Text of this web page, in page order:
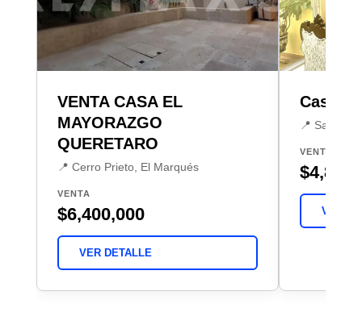
VENTA CASA EL
MAYORAZGO
QUERETARO
📍 Cerro Prieto, El Marqués
VENTA
$6,400,000
VER DETALLE
Casa
📍 San
VENTA
VER